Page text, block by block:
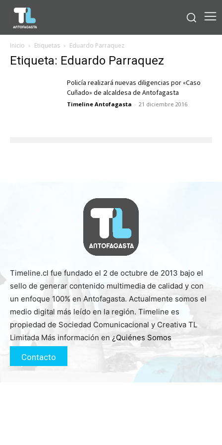
Inicio Etiquetas Eduardo Parraquez
Etiqueta: Eduardo Parraquez
Policía realizará nuevas diligencias por «Caso
Cuñado» de alcaldesa de Antofagasta
Timeline Antofagasta - 21 diciembre 2016
Timeline.cl fue fundado el 2 de octubre de 2013 bajo el
sello de generar contenido multimedia de calidad y con
un enfoque 100% en Antofagasta. Actualmente somos el
medio digital más leído en la región. Timeline es
propiedad de Sociedad Comunicacional y Creativa TL
Limitada Más información en ¿Quiénes Somos
Contacto